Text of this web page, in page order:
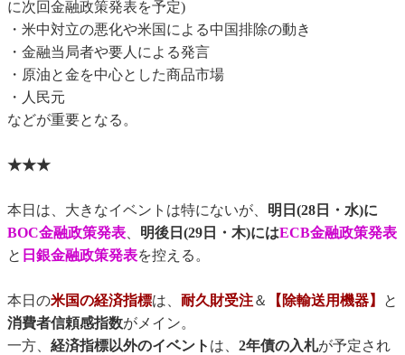
に次回金融政策発表を予定)
・米中対立の悪化や米国による中国排除の動き
・金融当局者や要人による発言
・原油と金を中心とした商品市場
・人民元
などが重要となる。
★★★
本日は、大きなイベントは特にないが、 明日(28日・水)に
BOC金融政策発表、 明後日(29日・木)にはECB金融政策発表
と 日銀金融政策発表を控える。
本日の米国の経済指標は、 耐久財受注＆ 【除輸送用機器】
と
消費者信頼感指数がメイン。
一方、 経済指標以外のイベント は、 2年債の入札が予定され